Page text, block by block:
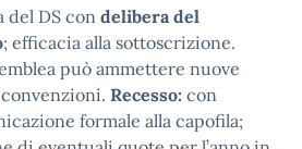
del DS condelibera del
; efficacia alla sottoscrizione.
può ammettere nuove
Recesso: con
formale alla capofila;